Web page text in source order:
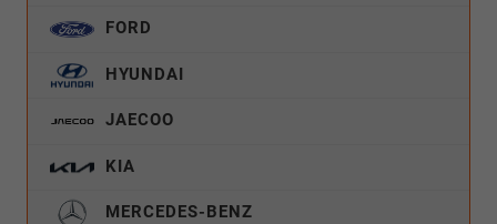
FORD
HYUNDAI
JAECOO
KIA
MERCEDES-BENZ